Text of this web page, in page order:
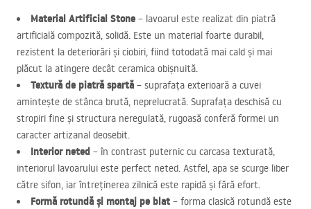
Material Artificial Stone – lavoarul este realizat din piatră
artificială compozită, solidă. Este un material foarte durabil,
rezistent la deteriorări și ciobiri, fiind totodată mai cald și mai
plăcut la atingere decât ceramica obișnuită.
Textură de piatră spartă – suprafața exterioară a cuvei
amintește de stânca brută, neprelucrată. Suprafața deschisă cu
stropiri fine și structura neregulată, rugoasă conferă formei un
caracter artizanal deosebit.
Interior neted – în contrast puternic cu carcasa texturată,
interiorul lavoarului este perfect neted. Astfel, apa se scurge liber
către sifon, iar întreținerea zilnică este rapidă și fără efort.
Formă rotundă și montaj pe blat – forma clasică rotundă este